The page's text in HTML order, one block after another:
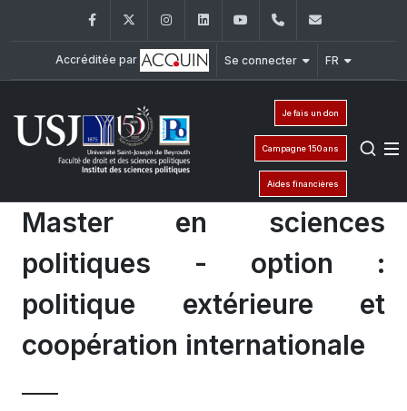
FacebookTwitter InstagramLinkedInYouTube+961 (1) 421 443
Accréditée par Se connecter FR
Je fais un don
Campagne 150 ans
Aides financières
Master en sciences
politiques - option :
politique extérieure et
coopération internationale